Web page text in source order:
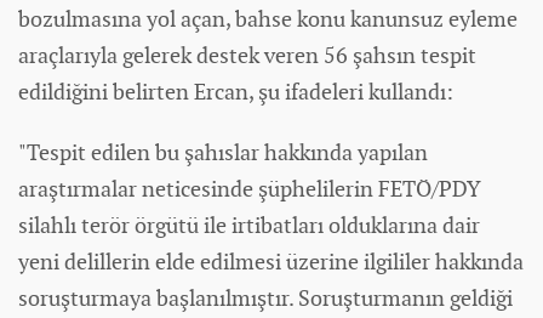
bozulmasına yol açan, bahse konu kanunsuz eyleme
araçlarıyla gelerek destek veren 56 şahsın tespit
edildiğini belirten Ercan, şu ifadeleri kullandı:
"Tespit edilen bu şahıslar hakkında yapılan
araştırmalar neticesinde şüphelilerin FETÖ/PDY
silahlı terör örgütü ile irtibatları olduklarına dair
yeni delillerin elde edilmesi üzerine ilgililer hakkında
soruşturmaya başlanılmıştır. Soruşturmanın geldiği